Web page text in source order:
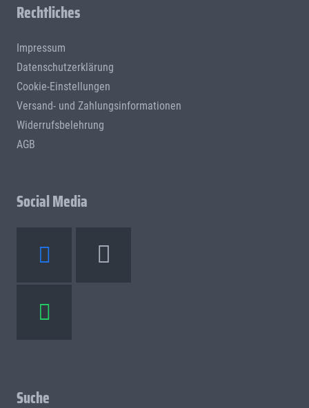
Rechtliches
Impressum
Datenschutzerklärung
Cookie-Einstellungen
Versand- und Zahlungsinformationen
Widerrufsbelehrung
AGB
Social Media
Suche